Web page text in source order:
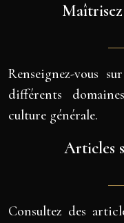
Renseignez-vous
différents
culture générale.
Articles
Consultez des